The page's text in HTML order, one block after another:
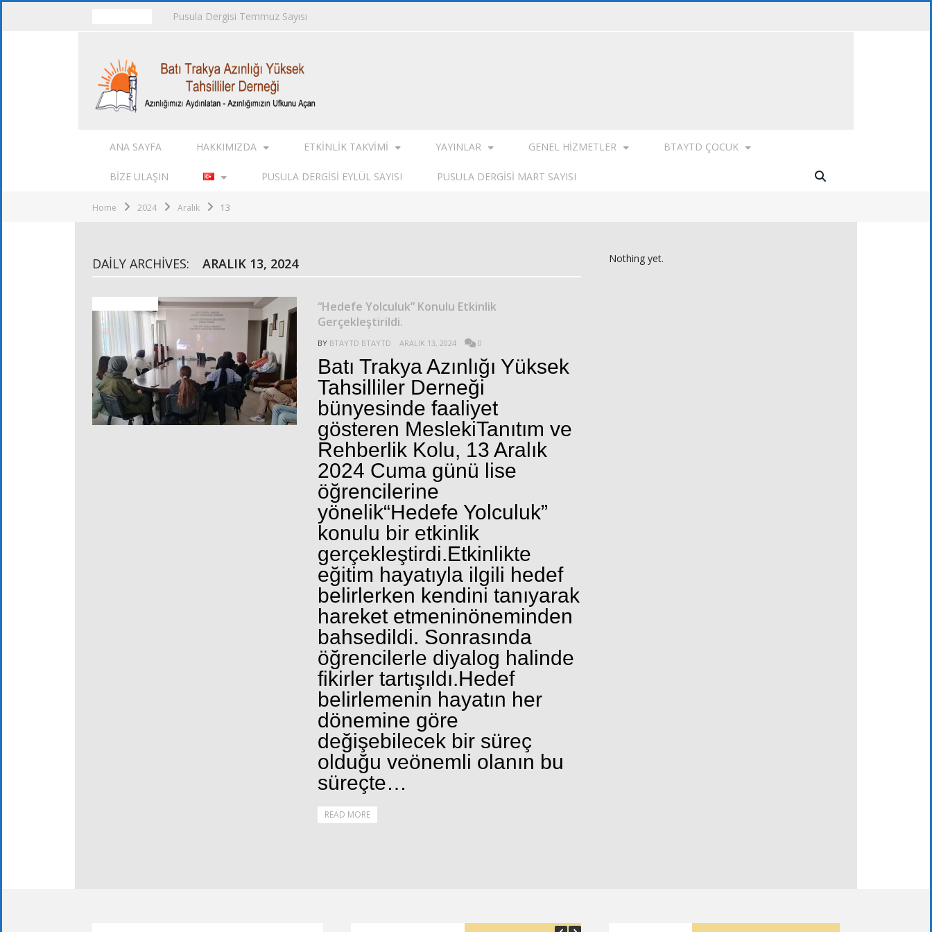
Pusula Dergisi Temmuz Sayısı
ANA SAYFA HAKKIMIZDA ETKINLIK TAKVIMI YAYINLAR GENEL HIZMETLER BTAYTD ÇOCUK
BIZE ULAŞIN PUSULA DERGISI EYLÜL SAYISI PUSULA DERGISI MART SAYISI
Home 2024 Aralık 13
DAILY ARCHIVES: ARALIK 13, 2024
“Hedefe Yolculuk” Konulu Etkinlik
Gerçekleştirildi.
BY BTAYTD BTAYTD ARALIK 13, 2024 0
Batı Trakya Azınlığı Yüksek
Tahsilliler Derneği
bünyesinde faaliyet
gösteren MeslekiTanıtım ve
Rehberlik Kolu, 13 Aralık
2024 Cuma günü lise
öğrencilerine
yönelik“Hedefe Yolculuk”
konulu bir etkinlik
gerçekleştirdi.Etkinlikte
eğitim hayatıyla ilgili hedef
belirlerken kendini tanıyarak
hareket etmeninöneminden
bahsedildi. Sonrasında
öğrencilerle diyalog halinde
fikirler tartışıldı.Hedef
belirlemenin hayatın her
dönemine göre
değişebilecek bir süreç
olduğu veönemli olanın bu
süreçte…
READ MORE
Nothing yet.